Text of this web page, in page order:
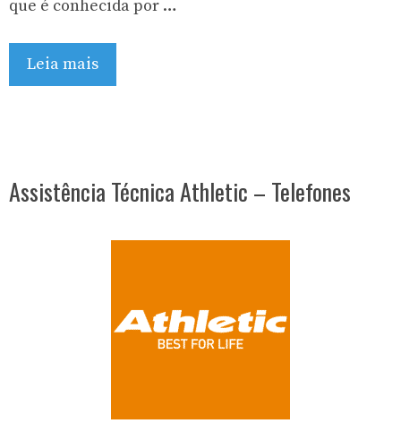
que é conhecida por …
Leia mais
Assistência Técnica Athletic – Telefones